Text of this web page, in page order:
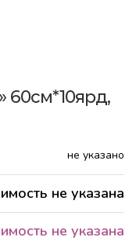
60см*10ярд,
не указано
не указана
не указана